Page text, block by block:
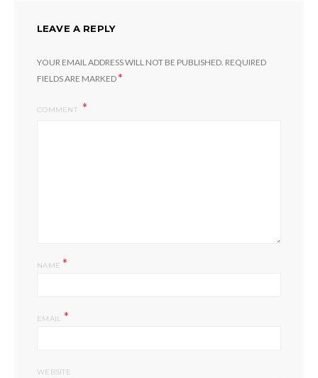
LEAVE A REPLY
YOUR EMAIL ADDRESS WILL NOT BE PUBLISHED. REQUIRED
FIELDS ARE MARKED*
COMMENT
NAME *
EMAIL *
WEBSITE